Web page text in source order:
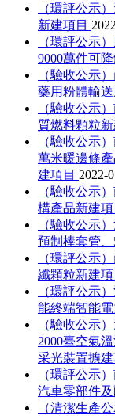
（環評公示
新建項目
（環評公示
9000萬件可
（驗收公示
藥用粉體輸
（驗收公示
質燃料顆粒新
（驗收公示
萬米暖邊條
建項目 2022-
（驗收公示
構產品新建項
（驗收公示
預制棒套管
（環評公示
纖顆粒新建項
（環評公示
能終端智能
（驗收公示
2000臺空氣
采光裝置擴建
（環評公示
汽車零部件
（清潔生產